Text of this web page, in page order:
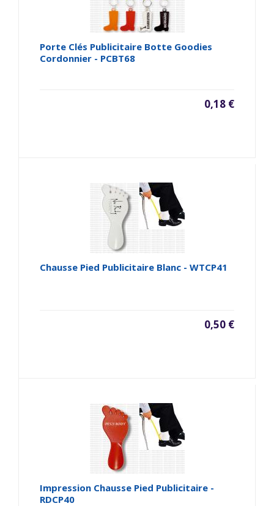
Porte Clés Publicitaire Botte Goodies
Cordonnier - PCBT68
0,18 €
Chausse Pied Publicitaire Blanc - WTCP41
0,50 €
Impression Chausse Pied Publicitaire -
RDCP40